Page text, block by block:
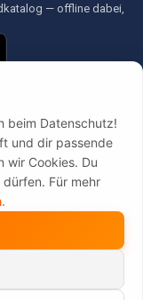
— offline dabei,
Es gelten die
beim Datenschutz!
und dir passende
wir Cookies. Du
Für mehr